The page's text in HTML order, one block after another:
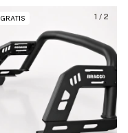
1 / 2
GRATIS